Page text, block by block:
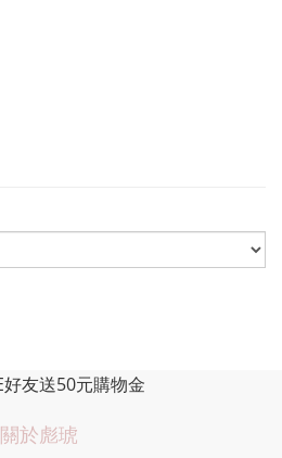
關於彪琥